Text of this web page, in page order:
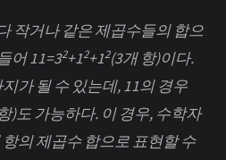
작거나 같은 제곱수들의 합으
어 11=32+12+12(3개 항)이다.
가 될 수 있는데, 11의 경우
)도 가능하다. 이 경우, 수학자
의 제곱수 합으로 표현할 수